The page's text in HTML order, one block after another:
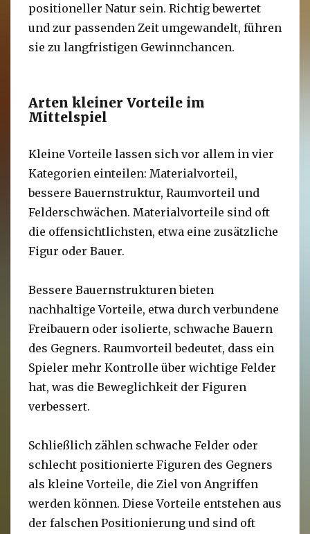
positioneller Natur sein. Richtig bewertet
und zur passenden Zeit umgewandelt, führen
sie zu langfristigen Gewinnchancen.
Arten kleiner Vorteile im
Mittelspiel
Kleine Vorteile lassen sich vor allem in vier
Kategorien einteilen: Materialvorteil,
bessere Bauernstruktur, Raumvorteil und
Felderschwächen. Materialvorteile sind oft
die offensichtlichsten, etwa eine zusätzliche
Figur oder Bauer.
Bessere Bauernstrukturen bieten
nachhaltige Vorteile, etwa durch verbundene
Freibauern oder isolierte, schwache Bauern
des Gegners. Raumvorteil bedeutet, dass ein
Spieler mehr Kontrolle über wichtige Felder
hat, was die Beweglichkeit der Figuren
verbessert.
Schließlich zählen schwache Felder oder
schlecht positionierte Figuren des Gegners
als kleine Vorteile, die Ziel von Angriffen
werden können. Diese Vorteile entstehen aus
der falschen Positionierung und sind oft